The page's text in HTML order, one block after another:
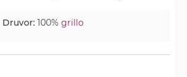
Druvor: 100%grillo